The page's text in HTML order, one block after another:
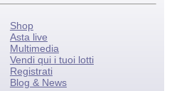
Shop
Asta live
Multimedia
Vendi qui i tuoi lotti
Registrati
Blog & News